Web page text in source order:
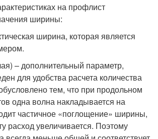
на профлист
ширины:
ширина, которая является
– дополнительный параметр,
для удобства расчета количества
тем, что при продольном
одна волна накладывается на
частичное «поглощение» ширины,
расход увеличивается. Поэтому